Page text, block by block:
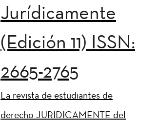
Jurídicamente
(Edición 11) ISSN:
2665-2765
La revista de estudiantes de
derecho JURIDICAMENTE del